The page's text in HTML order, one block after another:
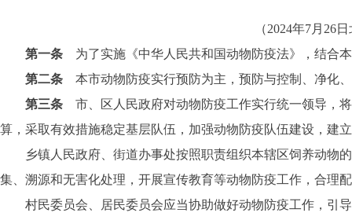
（2024年7月26
第一条 为了实施《中华人民共和国动物防疫法》，结合
第二条 本市动物防疫实行预防为主，预防与控制、净化
第三条 市、区人民政府对动物防疫工作实行统一领导，
算，采取有效措施稳定基层队伍，加强动物防疫队伍建设，建
乡镇人民政府、街道办事处按照职责组织本辖区饲养动物的
集、溯源和无害化处理，开展宣传教育等动物防疫工作，合理
村民委员会、居民委员会应当协助做好动物防疫工作，引